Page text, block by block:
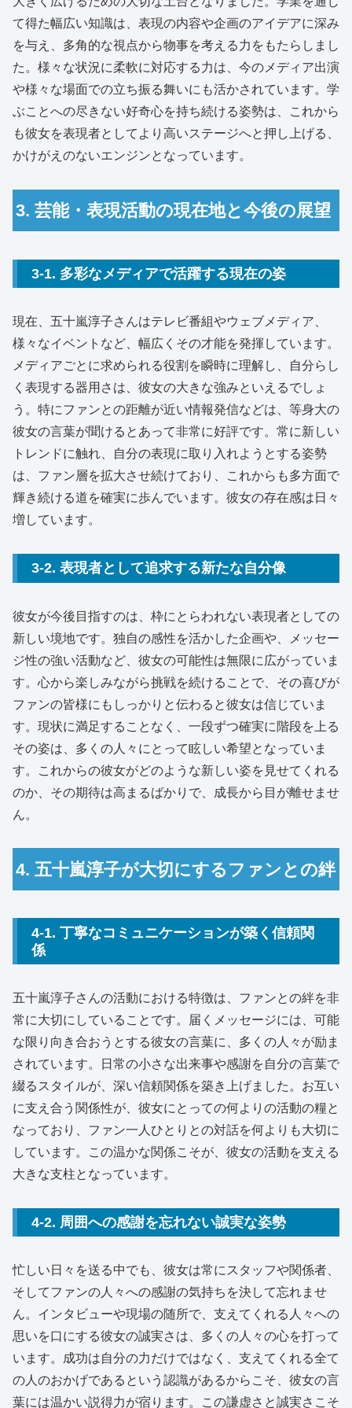
て得た幅広い知識は、表現の内容や企画のアイデアに深み
を与え、多角的な視点から物事を考える力をもたらしまし
た。様々な状況に柔軟に対応する力は、今のメディア出演
や様々な場面での立ち振る舞いにも活かされています。学
ぶことへの尽きない好奇心を持ち続ける姿勢は、これから
も彼女を表現者としてより高いステージへと押し上げる、
かけがえのないエンジンとなっています。
3. 芸能・表現活動の現在地と今後の展望
3-1. 多彩なメディアで活躍する現在の姿
現在、五十嵐淳子さんはテレビ番組やウェブメディア、
様々なイベントなど、幅広くその才能を発揮しています。
メディアごとに求められる役割を瞬時に理解し、自分らし
く表現する器用さは、彼女の大きな強みといえるでしょ
う。特にファンとの距離が近い情報発信などは、等身大の
彼女の言葉が聞けるとあって非常に好評です。常に新しい
トレンドに触れ、自分の表現に取り入れようとする姿勢
は、ファン層を拡大させ続けており、これからも多方面で
輝き続ける道を確実に歩んでいます。彼女の存在感は日々
増しています。
3-2. 表現者として追求する新たな自分像
彼女が今後目指すのは、枠にとらわれない表現者としての
新しい境地です。独自の感性を活かした企画や、メッセー
ジ性の強い活動など、彼女の可能性は無限に広がっていま
す。心から楽しみながら挑戦を続けることで、その喜びが
ファンの皆様にもしっかりと伝わると彼女は信じていま
す。現状に満足することなく、一段ずつ確実に階段を上る
その姿は、多くの人々にとって眩しい希望となっていま
す。これからの彼女がどのような新しい姿を見せてくれる
のか、その期待は高まるばかりで、成長から目が離せませ
ん。
4. 五十嵐淳子が大切にするファンとの絆
4-1. 丁寧なコミュニケーションが築く信頼関
係
五十嵐淳子さんの活動における特徴は、ファンとの絆を非
常に大切にしていることです。届くメッセージには、可能
な限り向き合おうとする彼女の言葉に、多くの人々が励ま
されています。日常の小さな出来事や感謝を自分の言葉で
綴るスタイルが、深い信頼関係を築き上げました。お互い
に支え合う関係性が、彼女にとっての何よりの活動の糧と
なっており、ファン一人ひとりとの対話を何よりも大切に
しています。この温かな関係こそが、彼女の活動を支える
大きな支柱となっています。
4-2. 周囲への感謝を忘れない誠実な姿勢
忙しい日々を送る中でも、彼女は常にスタッフや関係者、
そしてファンの人々への感謝の気持ちを決して忘れませ
ん。インタビューや現場の随所で、支えてくれる人々への
思いを口にする彼女の誠実さは、多くの人々の心を打って
います。成功は自分の力だけではなく、支えてくれる全て
の人のおかげであるという認識があるからこそ、彼女の言
葉には温かい説得力が宿ります。この謙虚さと誠実さこそ